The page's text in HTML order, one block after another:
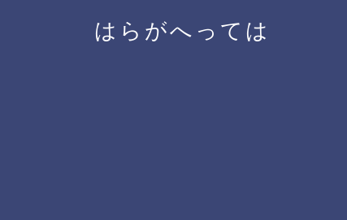
はらがへっては